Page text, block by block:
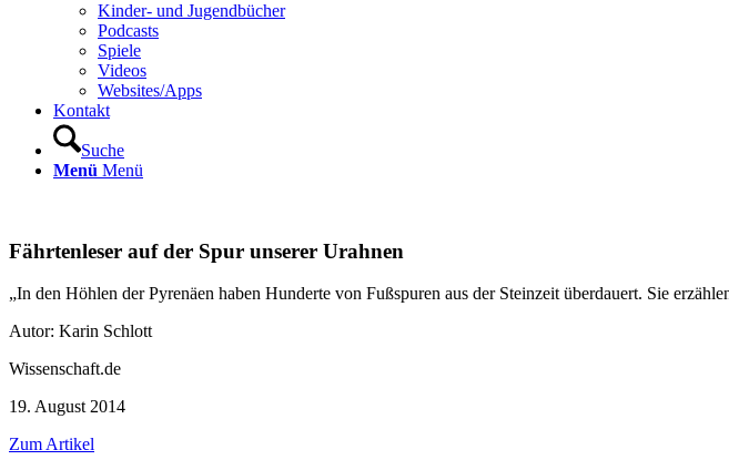
Kinder- und Jugendbücher
Podcasts
Spiele
Videos
Websites/Apps
Kontakt
Suche
Menü Menü
Fährtenleser auf der Spur unserer Urahnen
„In den Höhlen der Pyrenäen haben Hunderte von Fußspuren aus der Steinzeit überdauert. Sie
Autor: Karin Schlott
Wissenschaft.de
19. August 2014
Zum Artikel